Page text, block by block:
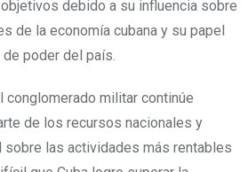
debido a su influencia sobre
de la economía cubana y su papel
poder del país.
conglomerado militar continúe
de los recursos nacionales y
sobre las actividades más rentables